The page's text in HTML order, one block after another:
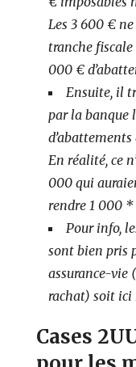
Les 3 600 €
tranche
000 €
Ensuite, il
par la banque
En réalité, ce
000 qui
rendre 1 000 *
Pour info,
sont bien pris
assurance-vie
rachat) soit ici
Cases